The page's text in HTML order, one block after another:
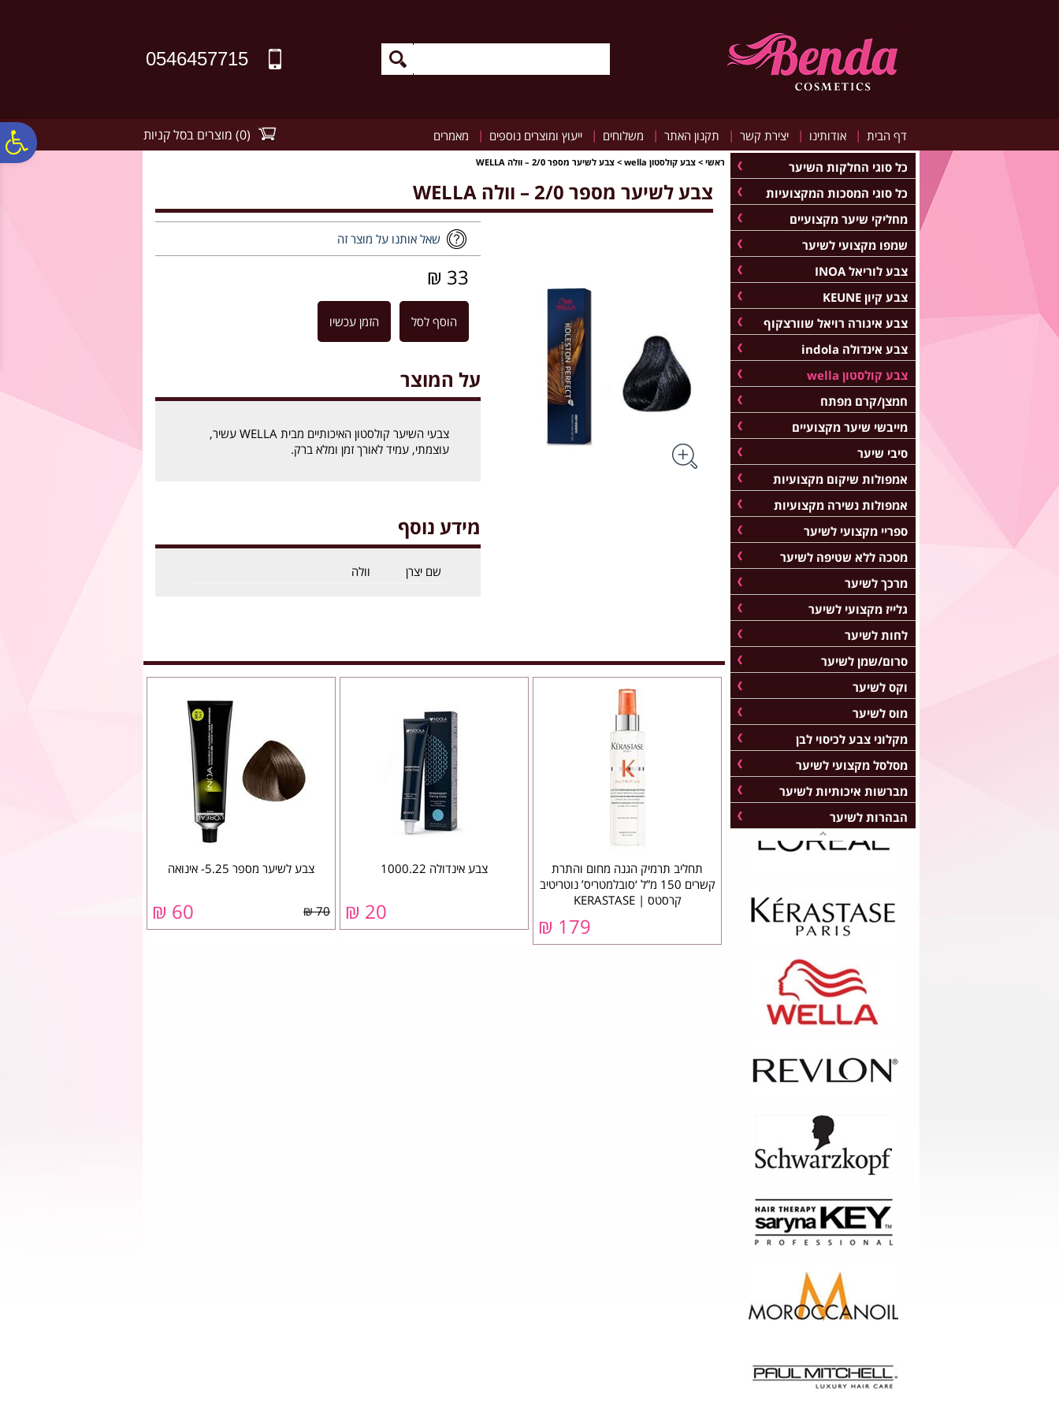
0546457715
דף הבית | אודותינו | יצירת קשר | תקנון האתר | משלוחים | ייעוץ ומוצרים נוספים | מאמרים (
0
) מוצרים בסל קניות
ראשי > צבע קולסטון wella > צבע לשיער מספר 2/0 – וולה WELLA
צבע לשיער מספר 2/0 – וולה WELLA
שאל אותנו על מוצר זה
33 ₪
הוסף לסל הזמן עכשיו
על המוצר
צבעי השיער קולסטון האיכותיים מבית WELLA עשיר,
עוצמתי, עמיד לאורך זמן ומלא ברק.
מידע נוסף
שם יצרן וולה
תחליב תרמיק הגנה מחום והתרת
קשרים 150 מ”ל ‘סובלמטריס’ נוטריטיב
קרסטס | KERASTASE
179 ₪
צבע אינדולה 1000.22
20 ₪
צבע לשיער מספר 5.25- אינואה
70 ₪
60 ₪
כל סוגי החלקות השיער
כל סוגי המסכות המקצועיות
מחליקי שיער מקצועיים
שמפו מקצועי לשיער
צבע לוריאל INOA
צבע קיון KEUNE
צבע איגורה רויאל שוורצקוף
צבע אינדולה indola
צבע קולסטון wella
חמצן/קרם מפתח
מייבשי שיער מקצועיים
סיבי שיער
אמפולות שיקום מקצועיות
אמפולות נשירה מקצועיות
ספריי מקצועי לשיער
מסכה ללא שטיפה לשיער
מרכך לשיער
גלייז מקצועי לשיער
לחות לשיער
סרום/שמן לשיער
וקס לשיער
מוס לשיער
מקלוני צבע לכיסוי לבן
מסלסל מקצועי לשיער
מברשות איכותיות לשיער
הבהרות לשיער